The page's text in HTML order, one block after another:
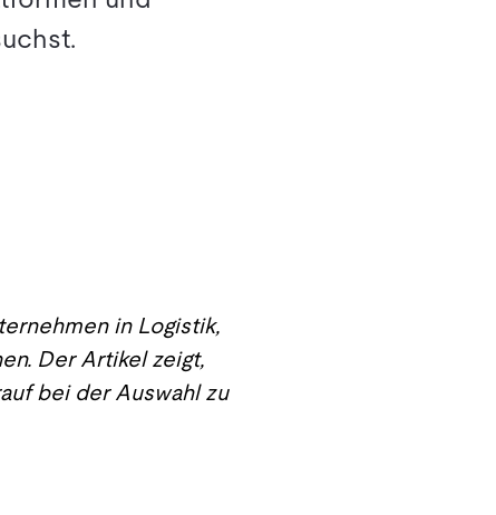
in Logistik,
Der Artikel zeigt,
bei der Auswahl zu